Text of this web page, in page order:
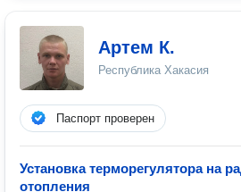
Артем К.
Республика Хакасия
Паспорт проверен
Установка терморегулятора на
отопления